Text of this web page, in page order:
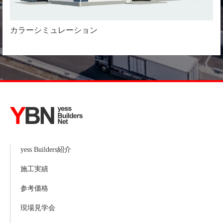
カラーシミュレーション
yess Builders紹介
施工実績
参考価格
現場見学会